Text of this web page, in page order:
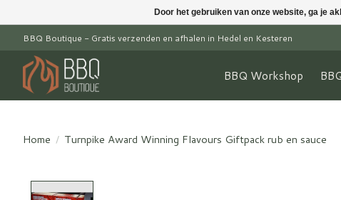
BBQ Boutique - Gratis verzenden en afhalen in Hedel en Kesteren
BBQ Workshop
Home / Turnpike Award Winning Flavours Giftpack rub en sauce
Door het gebruiken van onze website, ga je